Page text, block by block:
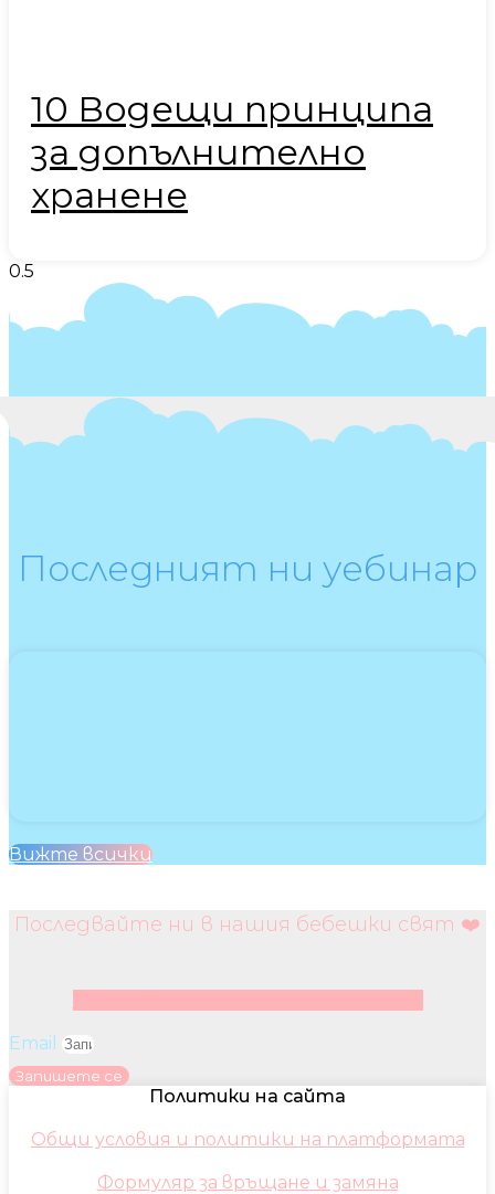
10 Водещи принципа
за допълнително
хранене
Последният ни уебинар
Вижте всички
Последвайте ни в нашия бебешки свят ❤️
Email
Запишете се
Политики на сайта
Общи условия и политики на платформата
Формуляр за връщане и замяна